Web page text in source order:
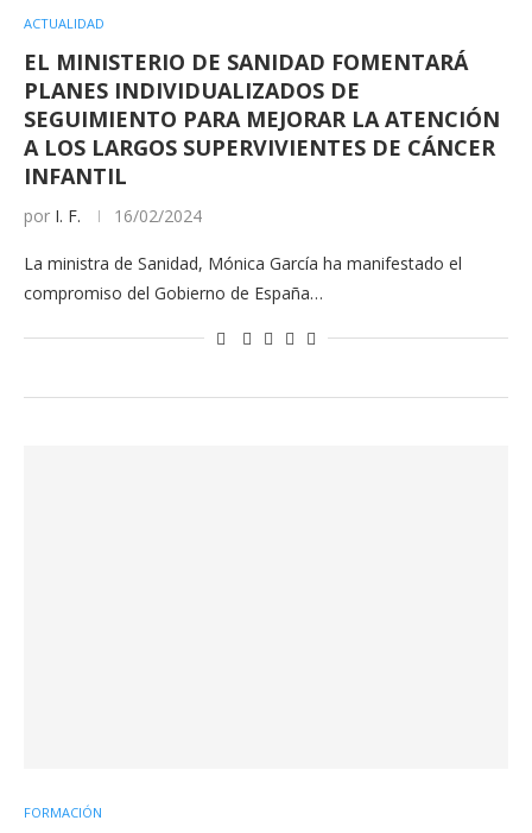
ACTUALIDAD
EL MINISTERIO DE SANIDAD FOMENTARÁ
PLANES INDIVIDUALIZADOS DE
SEGUIMIENTO PARA MEJORAR LA ATENCIÓN
A LOS LARGOS SUPERVIVIENTES DE CÁNCER
INFANTIL
por I. F. 16/02/2024
La ministra de Sanidad, Mónica García ha manifestado el
compromiso del Gobierno de España…
FORMACIÓN